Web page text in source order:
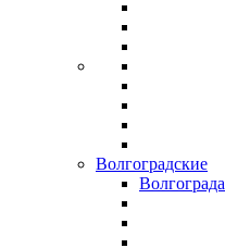
Волгоградские
Волгограда